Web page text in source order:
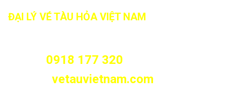
ĐẠI LÝ VÉ TÀU HỎA VIỆT NAM
0918 177 320
vetauvietnam.com